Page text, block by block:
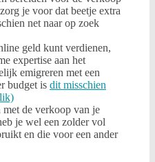
je voor dat beetje extra
net naar op zoek
geld kunt verdienen,
expertise aan het
emigreren met een
budget is dit misschien
met de verkoop van je
je wel een zolder vol
en die voor een ander